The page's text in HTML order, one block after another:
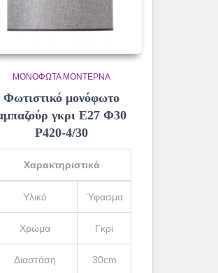
ΜΟΝΌΦΩΤΑ ΜΟΝΤΈΡΝΑ
Φωτιστικό μονόφωτο
γκρι Ε27 Φ30
Ρ420-4/30
Χαρακτηριστικά
Υλικό Ύφασμα
Χρώμα Γκρί
Διαστάση 30cm